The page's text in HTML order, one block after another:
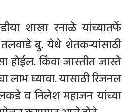
शाखा रनाळे यांच्यातर्फे
बु. येथे शेतकर्‍यांसाठी
होईल. किंवा जास्तीत जास्ते
लाभ घ्यावा. यासाठी रिजनल
व निलेश महाजन यांच्या